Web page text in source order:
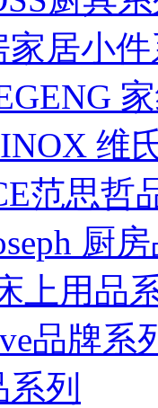
家居小
维
范思哲
厨
上用品
品牌系
列